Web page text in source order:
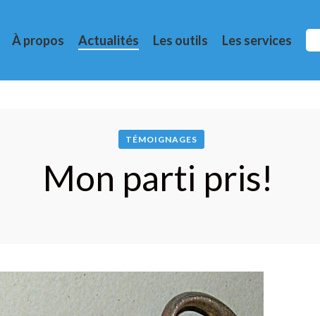
À propos Actualités Les outils Les services
TÉMOIGNAGES
Mon parti pris!